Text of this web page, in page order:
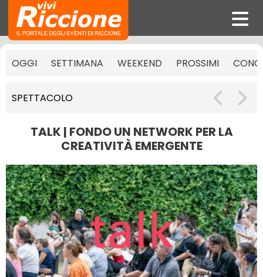
OGGI SETTIMANA WEEKEND PROSSIMI
SPETTACOLO
TALK | FONDO UN NETWORK PER LA
CREATIVITÀ EMERGENTE